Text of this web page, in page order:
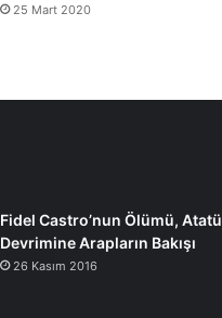
25 Mart 2020
Fidel Castro’nun Ölümü,
Devrimine Arapların Bakışı
26 Kasım 2016